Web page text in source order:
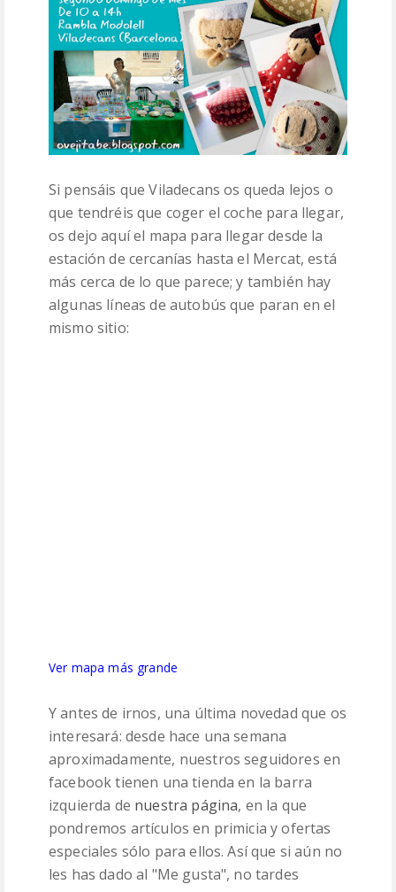
Si pensáis que Viladecans os queda lejos o
que tendréis que coger el coche para llegar,
os dejo aquí el mapa para llegar desde la
estación de cercanías hasta el Mercat, está
más cerca de lo que parece; y también hay
algunas líneas de autobús que paran en el
mismo sitio:
Ver mapa más grande
Y antes de irnos, una última novedad que os
interesará: desde hace una semana
aproximadamente, nuestros seguidores en
facebook tienen una tienda en la barra
izquierda de nuestra página, en la que
pondremos artículos en primicia y ofertas
especiales sólo para ellos. Así que si aún no
les has dado al "Me gusta", no tardes